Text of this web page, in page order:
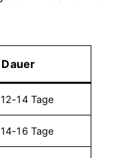
Dauer
12-14 Tage
14-16 Tage